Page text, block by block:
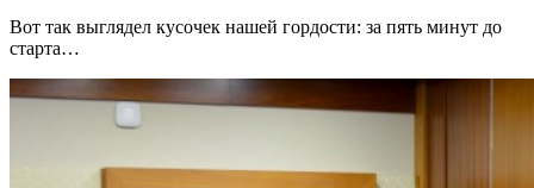
Вот так выглядел кусочек нашей гордости: за пять минут до
старта…